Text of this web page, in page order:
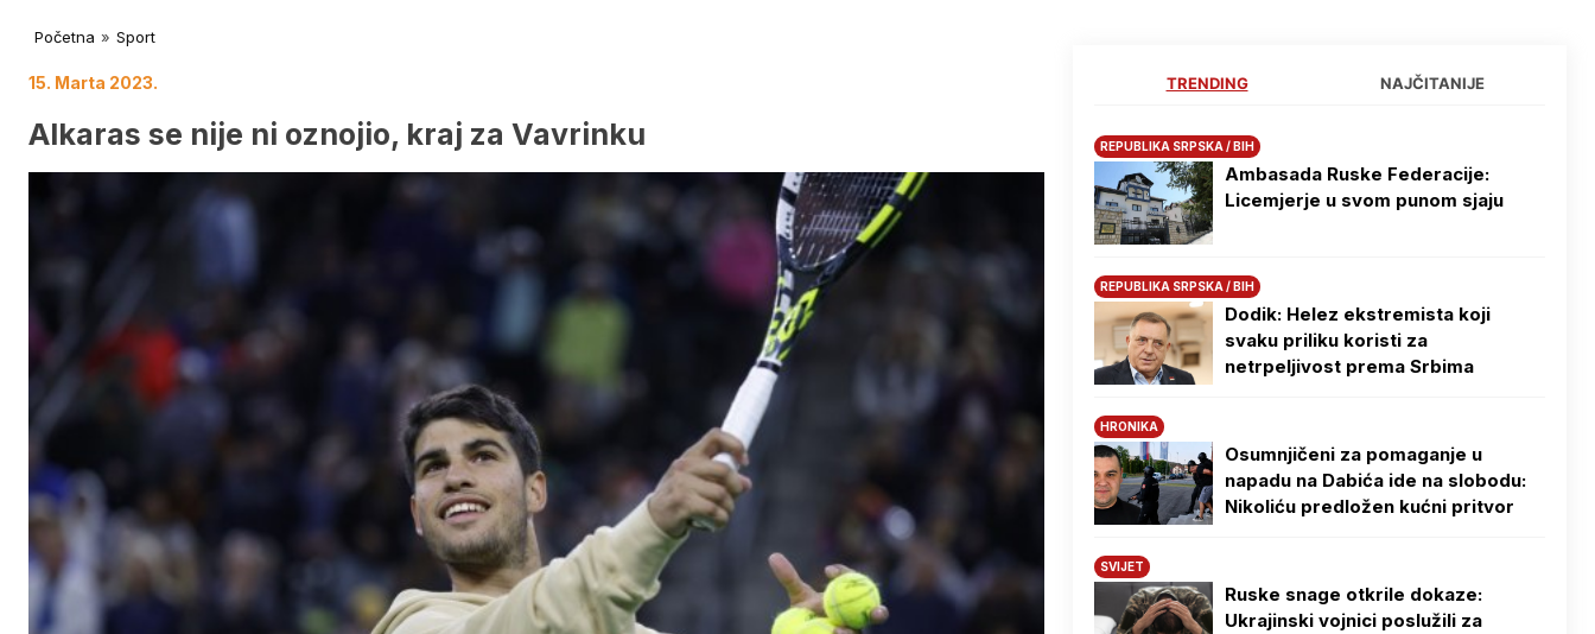
Početna » Sport
15. Marta 2023.
Alkaras se nije ni oznojio, kraj za Vavrinku
TRENDING NAJČITANIJE
REPUBLIKA SRPSKA / BIH
Ambasada Ruske Federacije:
Licemjerje u svom punom sjaju
REPUBLIKA SRPSKA / BIH
Dodik: Helez ekstremista koji
svaku priliku koristi za
netrpeljivost prema Srbima
HRONIKA
Osumnjičeni za pomaganje u
napadu na Dabića ide na slobodu:
Nikoliću predložen kućni pritvor
SVIJET
Ruske snage otkrile dokaze:
Ukrajinski vojnici poslužili za